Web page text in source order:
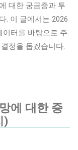
대한 궁금증과 투
. 이 글에서는 2026
이터를 바탕으로 주
정을 돕겠습니다.
에 대한 증
)